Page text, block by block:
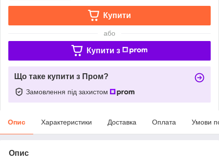
Купити
або
Купити з
Що таке купити з Пром?
Замовлення під захистом
Опис Характеристики Доставка Оплата Умови
Опис